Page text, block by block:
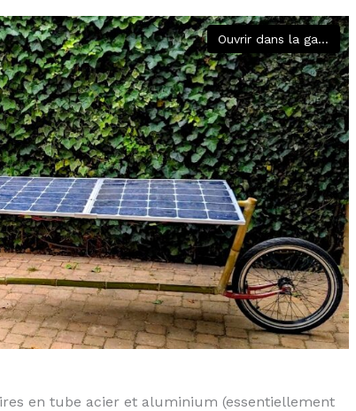
Ouvrir dans la galerie
en tube acier et aluminium (essentiellement